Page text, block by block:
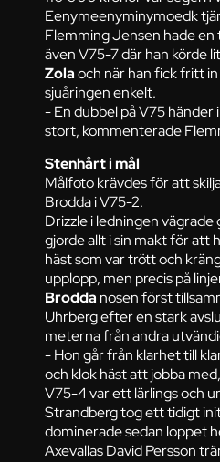
Eenymeenyminymoedk
Flemming Jensen hade
även V75-7 där han körde
Zolaoch när han fick fritt
sjuåringen enkelt.
- En dubbel på V75 händer
stort, kommenterade
Stenhårt i mål
Målfoto krävdes för att
Brodda i V75-2.
Drizzle i ledningen
gjorde allt i sin makt för att
häst som var trött och
upplopp, men precis på
Brodda nosen först
Uhrberg efter en stark
meterna från andra
- Hon går från klarhet till
och klok häst att jobba
V75-4 var ett lärlings och
Strandberg tog ett tidigt
dominerade sedan loppet
Axevallas David Persson